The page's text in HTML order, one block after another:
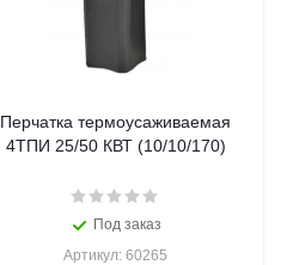
Перчатка термоусаживаемая
4ТПИ 25/50 КВТ (10/10/170)
Под заказ
Артикул: 60265